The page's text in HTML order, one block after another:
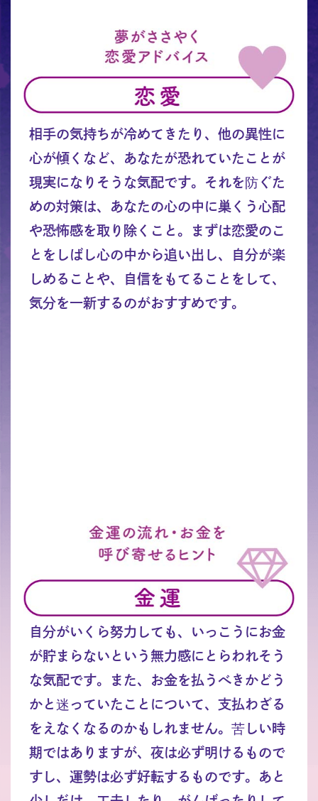
相手の気持ちが冷めてきたり、他の異性に
心が傾くなど、あなたが恐れていたことが
現実になりそうな気配です。それを防ぐた
めの対策は、あなたの心の中に巣くう心配
や恐怖感を取り除くこと。まずは恋愛のこ
とをしばし心の中から追い出し、自分が楽
しめることや、自信をもてることをして、
気分を一新するのがおすすめです。
自分がいくら努力しても、いっこうにお金
が貯まらないという無力感にとらわれそう
な気配です。また、お金を払うべきかどう
かと迷っていたことについて、支払わざる
をえなくなるのかもしれません。苦しい時
期ではありますが、夜は必ず明けるもので
すし、運勢は必ず好転するものです。あと